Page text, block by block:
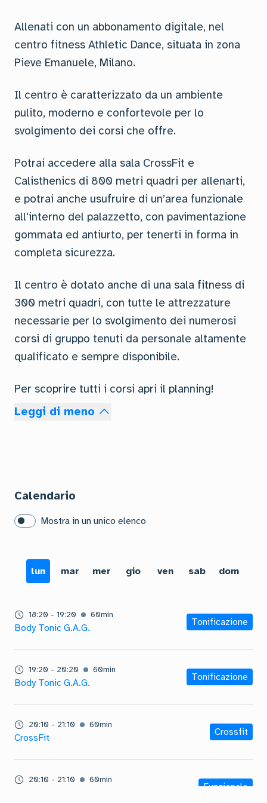
Allenati con un abbonamento digitale, nel
centro fitness Athletic Dance, situata in zona
Pieve Emanuele, Milano.
Il centro è caratterizzato da un ambiente
pulito, moderno e confortevole per lo
svolgimento dei corsi che offre.
Potrai accedere alla sala CrossFit e
Calisthenics di 800 metri quadri per allenarti,
e potrai anche usufruire di un’area funzionale
all'interno del palazzetto, con pavimentazione
gommata ed antiurto, per tenerti in forma in
completa sicurezza.
Il centro è dotato anche di una sala fitness di
300 metri quadri, con tutte le attrezzature
necessarie per lo svolgimento dei numerosi
corsi di gruppo tenuti da personale altamente
qualificato e sempre disponibile.
Per scoprire tutti i corsi apri il planning!
Leggi di meno
Calendario
Mostra in un unico elenco
lun mar mer gio ven sab dom
18:20 - 19:20 60min
Body Tonic G.A.G. Tonificazione
19:20 - 20:20 60min
Body Tonic G.A.G. Tonificazione
20:10 - 21:10 60min
CrossFit Crossfit
20:10 - 21:10 60min
Funzionale